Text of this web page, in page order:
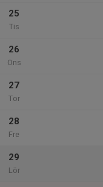
25
Tis
26
Ons
27
Tor
28
Fre
29
Lör